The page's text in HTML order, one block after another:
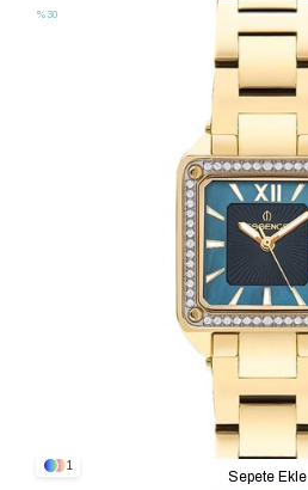
1
Sepete Ekle
%30